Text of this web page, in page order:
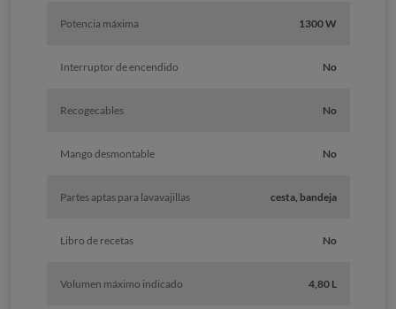
Potencia máxima 1300 W
Interruptor de encendido No
Recogecables No
Mango desmontable No
Partes aptas para lavavajillas cesta, bandeja
Libro de recetas No
Volumen máximo indicado 4,80 L